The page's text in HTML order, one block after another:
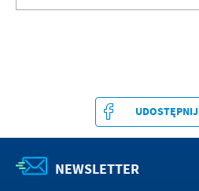
UDOSTĘPNIJ
NEWSLETTER